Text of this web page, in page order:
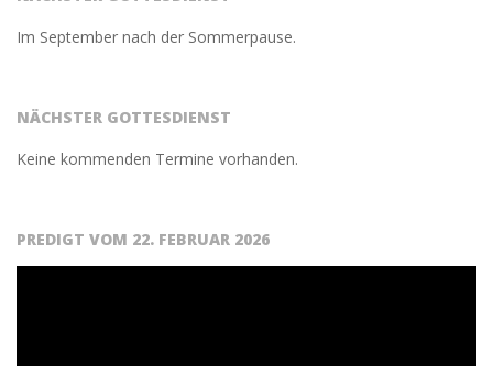
Im September nach der Sommerpause.
NÄCHSTER GOTTESDIENST
Keine kommenden Termine vorhanden.
PREDIGT VOM 22. FEBRUAR 2026